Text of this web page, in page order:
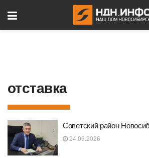
отставка
Советский район
24.06.2026